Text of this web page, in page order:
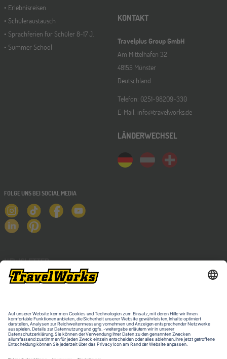
Erlebnisreisen
Schüleraustausch
Sprachferien für Schüler 8-17 J.
Summer School
KONTAKT
Travelplus Group GmbH
Am Mittelhafen 32
48155 Münster
Deutschland
Telefon: 0251-98209-330
E-Mail: info@travelworks.de
LÄNDERWECHSEL
FOLGE UNS BEI SOCIAL MEDIA
NEWSLETTER